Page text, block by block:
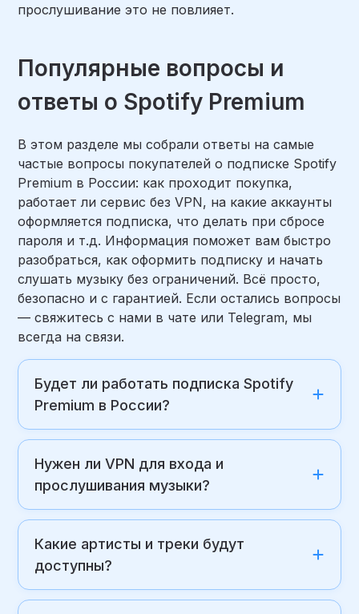
прослушивание это не повлияет.
Популярные вопросы и
ответы о Spotify Premium
В этом разделе мы собрали ответы на самые
частые вопросы покупателей о подписке Spotify
Premium в России: как проходит покупка,
работает ли сервис без VPN, на какие аккаунты
оформляется подписка, что делать при сбросе
пароля и т.д. Информация поможет вам быстро
разобраться, как оформить подписку и начать
слушать музыку без ограничений. Всё просто,
безопасно и с гарантией. Если остались вопросы
— свяжитесь с нами в чате или Telegram, мы
всегда на связи.
Будет ли работать подписка Spotify
Premium в России?
Нужен ли VPN для входа и
прослушивания музыки?
Какие артисты и треки будут
доступны?